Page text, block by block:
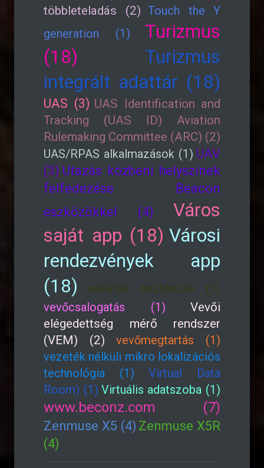
többleteladás (2) Touch the Y
generation (1)
Turizmus
(18)
Turizmus
integrált adattár (18)
UAS (3) UAS Identification and
Tracking (UAS ID) Aviation
Rulemaking Committee (ARC) (2)
UAS/RPAS alkalmazások (1) UAV
(3) Utazás közbeni helyszínek
felfedezése Beacon
eszközökkel (4)
Város
saját app (18) Városi
rendezvények app
(18)
vásárlás ösztönzés (1)
vevőcsalogatás (1)
Vevői
elégedettség mérő rendszer
(VEM) (2)
vevőmegtartás (1)
vezeték nélküli mikro lokalizációs
technológia (1)
Virtual Data
Room) (1) Virtuális adatszoba (1)
www.beconz.com (7)
Zenmuse X5 (4) Zenmuse X5R
(4)